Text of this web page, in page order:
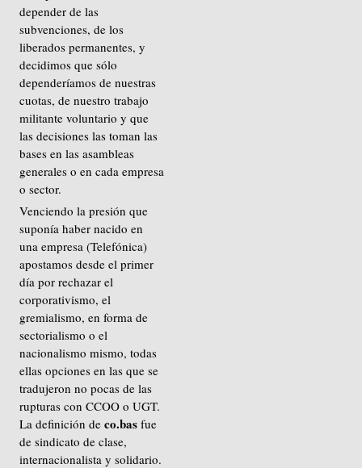
depender de las
subvenciones, de los
liberados permanentes, y
decidimos que sólo
dependeríamos de nuestras
cuotas, de nuestro trabajo
militante voluntario y que
las decisiones las toman las
bases en las asambleas
generales o en cada empresa
o sector.
Venciendo la presión que
suponía haber nacido en
una empresa (Telefónica)
apostamos desde el primer
día por rechazar el
corporativismo, el
gremialismo, en forma de
sectorialismo o el
nacionalismo mismo, todas
ellas opciones en las que se
tradujeron no pocas de las
rupturas con CCOO o UGT.
La definición deco.bas fue
de sindicato de clase,
internacionalista y solidario.